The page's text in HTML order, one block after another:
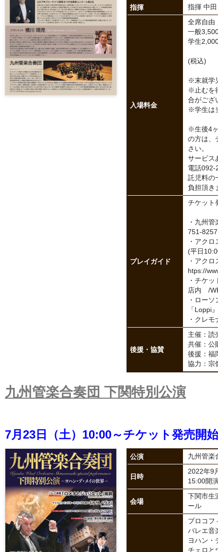
指揮 指揮 中
入場料金
全席自由
一般
学生
(税込)
※末就学
※止むを
合がござ
※学生は
※生後4
の方は、
さい。
サービス
電話092-
託児料の
負担頂き
プレイガイド
チケッ
・九州
751-8257
・アク
(平日
・アク
htps://
・チケ
店内 /
・ロー
「Loppi
・クレ
後援・協賛
主催：読
共催：公
後援：福
協力：宗
九州管楽合奏団 下関特別公演
7月23日（土）10:00～チケット発売開
公演 九州管楽
日時
2022年9
15:00開
会場
下関市生
ール
プロコフ
バレエ音
ヨハン・
チェロと